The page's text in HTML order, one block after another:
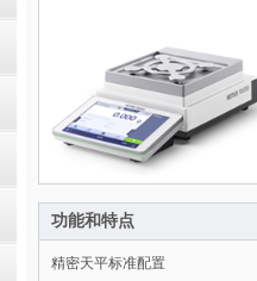
功能和特点
精密天平标准配置